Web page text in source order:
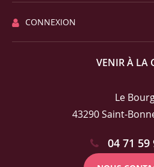
CONNEXION
VENIR À LA
Le
43290 Saint-
04 71 59